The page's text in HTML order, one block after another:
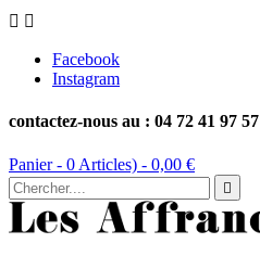
 
Facebook
Instagram
contactez-nous au : 04 72 41 97 57
Panier - 0 Articles) - 0,00 €
